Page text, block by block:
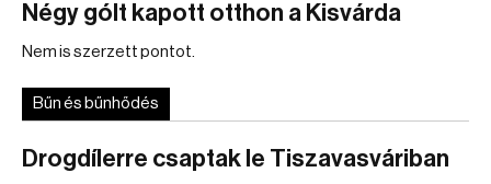
Négy gólt kapott otthon a Kisvárda
Nem is szerzett pontot.
Bűn és bűnhődés
Drogdílerre csaptak le Tiszavasváriban